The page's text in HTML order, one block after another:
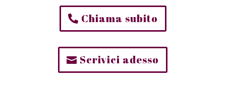
Chiama subito
Scrivici adesso